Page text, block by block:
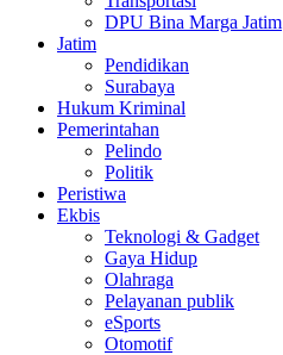
DPU Bina Marga Jatim
Jatim
Pendidikan
Surabaya
Hukum Kriminal
Pemerintahan
Pelindo
Politik
Peristiwa
Ekbis
Teknologi & Gadget
Gaya Hidup
Olahraga
Pelayanan publik
eSports
Otomotif